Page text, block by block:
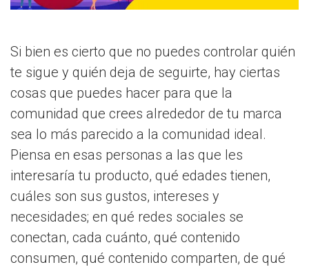
Si bien es cierto que no puedes controlar quién
te sigue y quién deja de seguirte, hay ciertas
cosas que puedes hacer para que la
comunidad que crees alrededor de tu marca
sea lo más parecido a la comunidad ideal.
Piensa en esas personas a las que les
interesaría tu producto, qué edades tienen,
cuáles son sus gustos, intereses y
necesidades; en qué redes sociales se
conectan, cada cuánto, qué contenido
consumen, qué contenido comparten, de qué